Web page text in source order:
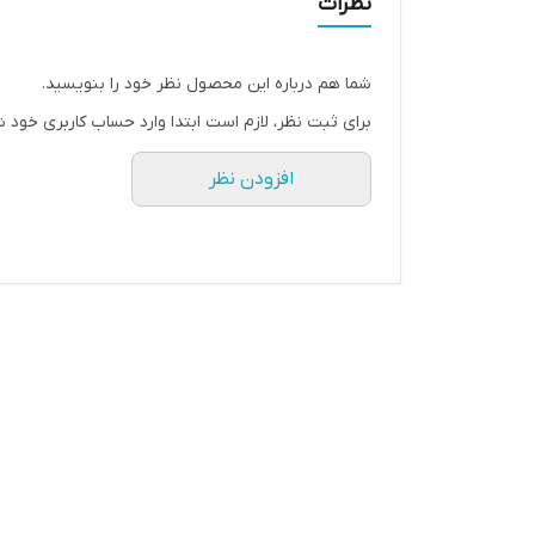
شما هم درباره این محصول نظر خود را بنویسید.
برای ثبت نظر، لازم است ابتدا وارد حساب کاربری خود
افزودن نظر